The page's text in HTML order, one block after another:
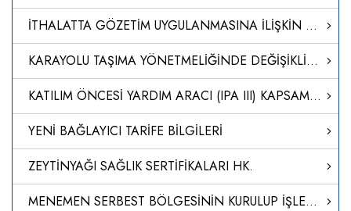
İTHALATTA GÖZETİM UYGULANMASINA İLİŞKİN TEBLİĞ (TEBLİĞ NO: 2024/6)’DE DEĞİŞİKLİK YAPILMASINA DAİR TEBLİĞ
KARAYOLU TAŞIMA YÖNETMELİĞİNDE DEĞİŞİKLİK YAPILMASINA DAİR YÖNETMELİK
KATILIM ÖNCESİ YARDIM ARACI (IPA III) KAPSAMINDA AKDEDİLEN 2021 YILI TÜRKİYE İÇİN YILLIK EYLEM PLANINA AİT FİNANSMAN ANLAŞMASINDA DEĞİŞİKLİK YAPILMASINA İLİŞKİN OLARAK TÜRKİYE CUMHURİYETİ HÜKÜMETİ İLE AVRUPA KOMİSYONU ARASINDA 17/4/2024 VE 24/4/2024 TARİH
YENİ BAĞLAYICI TARİFE BİLGİLERİ
ZEYTİNYAĞI SAĞLIK SERTİFİKALARI HK.
MENEMEN SERBEST BÖLGESİNİN KURULUP İŞLETİLMESİ HAKKINDA KARAR (KARAR SAYISI: 8567)